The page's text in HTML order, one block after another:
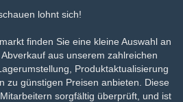
lohnt sich!
finden Sie eine kleine Auswahl an
aus unserem zahlreichen
Produktaktualisierung
zu günstigen Preisen anbieten. Diese
sorgfältig überprüft, und ist